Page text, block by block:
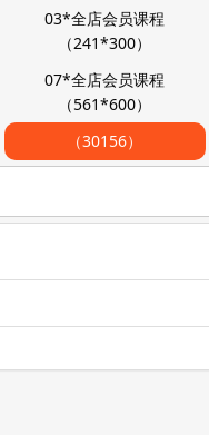
03*全店会员课程
（241*300）
07*全店会员课程
（561*600）
（30156）